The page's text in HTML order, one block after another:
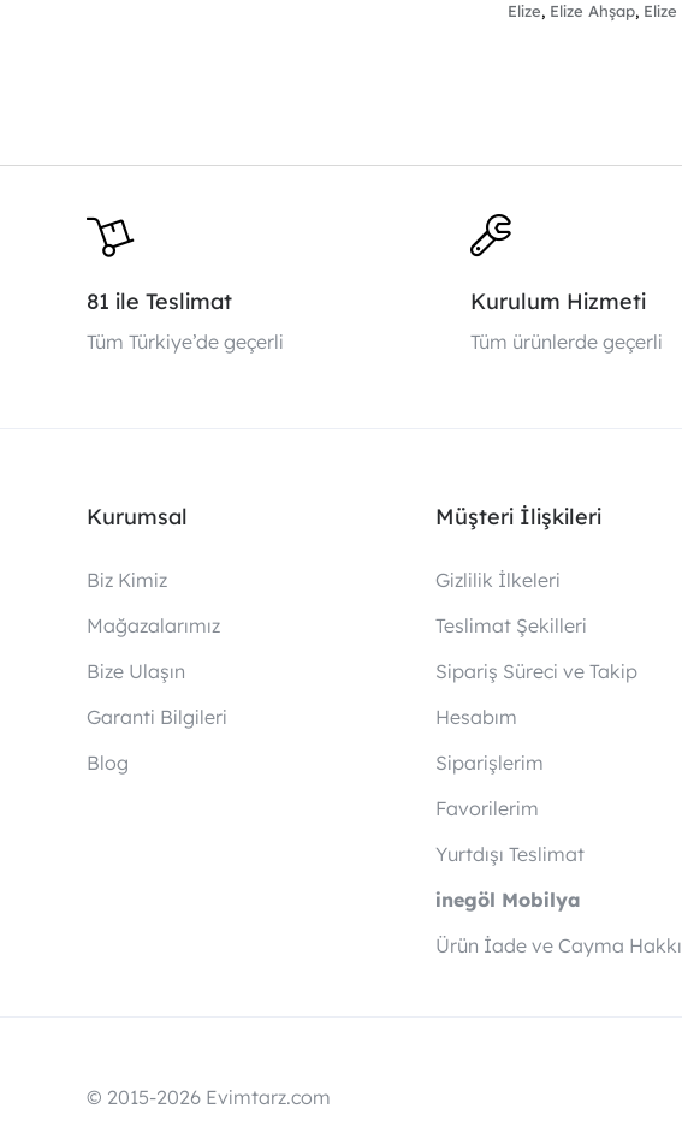
Elize, Elize Ahşap,
81 ile Teslimat
Tüm Türkiye’de geçerli
Kurulum Hizmeti
Tüm ürünlerde geçerli
Kurumsal
Biz Kimiz
Mağazalarımız
Bize Ulaşın
Garanti Bilgileri
Blog
Müşteri İlişkileri
Gizlilik İlkeleri
Teslimat Şekilleri
Sipariş Süreci ve Takip
Hesabım
Siparişlerim
Favorilerim
Yurtdışı Teslimat
inegöl Mobilya
Ürün İade ve Cayma Hakkı
© 2015-2026 Evimtarz.com